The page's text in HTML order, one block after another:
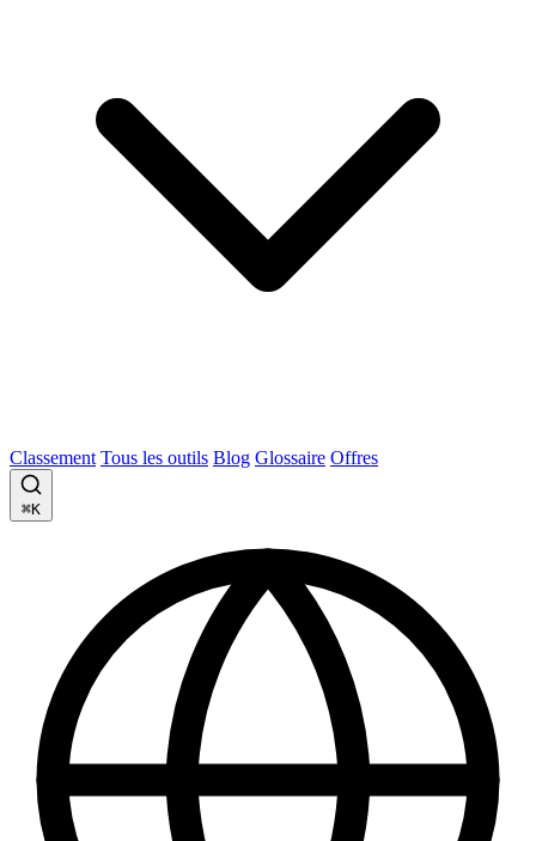
Classement Tous les outils Blog Glossaire Offres
⌘K